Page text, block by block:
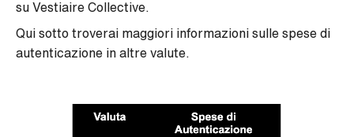
su Vestiaire Collective.
Qui sotto troverai maggiori informazioni sulle spese di
autenticazione in altre valute.